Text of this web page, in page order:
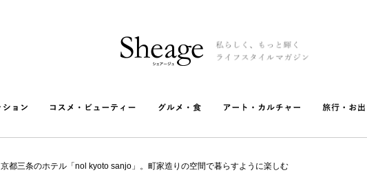
京都三条のホテル「nol kyoto sanjo」。町家造りの空間で暮らすように楽しむ